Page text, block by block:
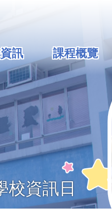
訊 課程概覽
校資訊日